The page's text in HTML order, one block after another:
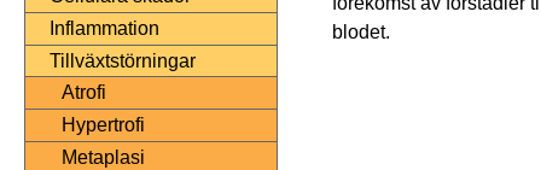
Inflammation
Tillväxtstörningar
Atrofi
Hypertrofi
Metaplasi
blodet.